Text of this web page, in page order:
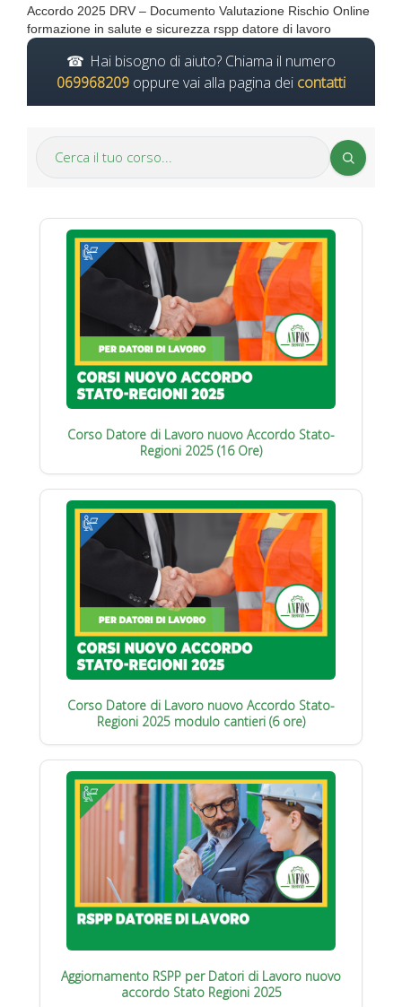
Accordo 2025 DRV – Documento Valutazione Rischio Online
formazione in salute e sicurezza rspp datore di lavoro
Hai bisogno di aiuto? Chiama il numero
069968209 oppure vai alla pagina dei contatti
Corso Datore di Lavoro nuovo Accordo Stato-
Regioni 2025 (16 Ore)
Corso Datore di Lavoro nuovo Accordo Stato-
Regioni 2025 modulo cantieri (6 ore)
Aggiornamento RSPP per Datori di Lavoro nuovo
accordo Stato Regioni 2025